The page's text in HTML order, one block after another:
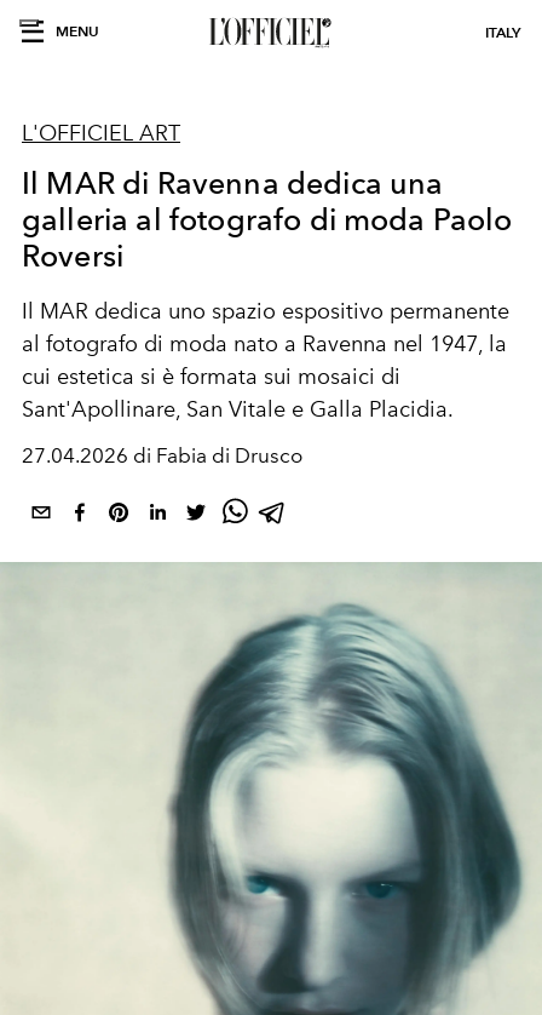
MENU ITALY
L'OFFICIEL ART
Il MAR di Ravenna dedica una
galleria al fotografo di moda Paolo
Roversi
Il MAR dedica uno spazio espositivo permanente
al fotografo di moda nato a Ravenna nel 1947, la
cui estetica si è formata sui mosaici di
Sant'Apollinare, San Vitale e Galla Placidia.
27.04.2026 di Fabia di Drusco